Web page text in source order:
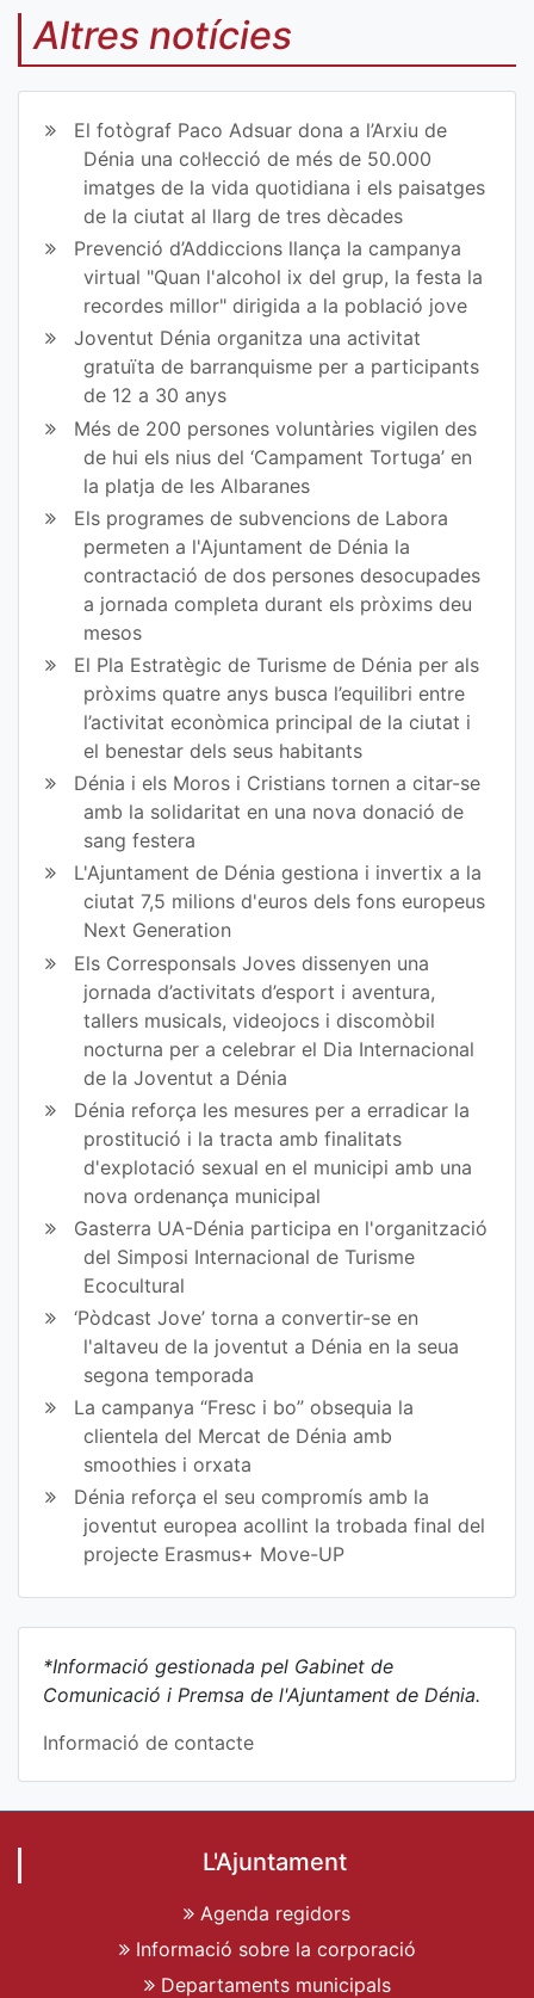
mp
art
ir
en
Fa
ce
bo
ok
mp
art
ir
en
Tw
itt
er
Altres notícies
El fotògraf Paco Adsuar dona a l’Arxiu de
Dénia una col·lecció de més de 50.000
imatges de la vida quotidiana i els paisatges
de la ciutat al llarg de tres dècades
Prevenció d’Addiccions llança la campanya
virtual "Quan l'alcohol ix del grup, la festa la
recordes millor" dirigida a la població jove
Joventut Dénia organitza una activitat
gratuïta de barranquisme per a participants
de 12 a 30 anys
Més de 200 persones voluntàries vigilen des
de hui els nius del ‘Campament Tortuga’ en
la platja de les Albaranes
Els programes de subvencions de Labora
permeten a l'Ajuntament de Dénia la
contractació de dos persones desocupades
a jornada completa durant els pròxims deu
mesos
El Pla Estratègic de Turisme de Dénia per als
pròxims quatre anys busca l’equilibri entre
l’activitat econòmica principal de la ciutat i
el benestar dels seus habitants
Dénia i els Moros i Cristians tornen a citar-se
amb la solidaritat en una nova donació de
sang festera
L'Ajuntament de Dénia gestiona i invertix a la
ciutat 7,5 milions d'euros dels fons europeus
Next Generation
Els Corresponsals Joves dissenyen una
jornada d’activitats d’esport i aventura,
tallers musicals, videojocs i discomòbil
nocturna per a celebrar el Dia Internacional
de la Joventut a Dénia
Dénia reforça les mesures per a erradicar la
prostitució i la tracta amb finalitats
d'explotació sexual en el municipi amb una
nova ordenança municipal
Gasterra UA-Dénia participa en l'organització
del Simposi Internacional de Turisme
Ecocultural
‘Pòdcast Jove’ torna a convertir-se en
l'altaveu de la joventut a Dénia en la seua
segona temporada
La campanya “Fresc i bo” obsequia la
clientela del Mercat de Dénia amb
smoothies i orxata
Dénia reforça el seu compromís amb la
joventut europea acollint la trobada final del
projecte Erasmus+ Move-UP
*Informació gestionada pel Gabinet de
Comunicació i Premsa de l'Ajuntament de Dénia.
Informació de contacte
L'Ajuntament
Agenda regidors
Informació sobre la corporació
Departaments municipals